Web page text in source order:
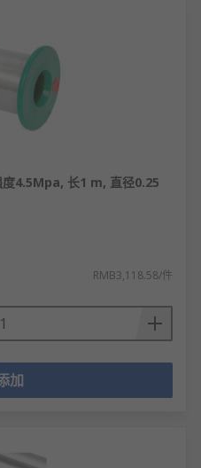
4.5Mpa, 长1 m, 直径0.25
RMB3,118.58/件
加